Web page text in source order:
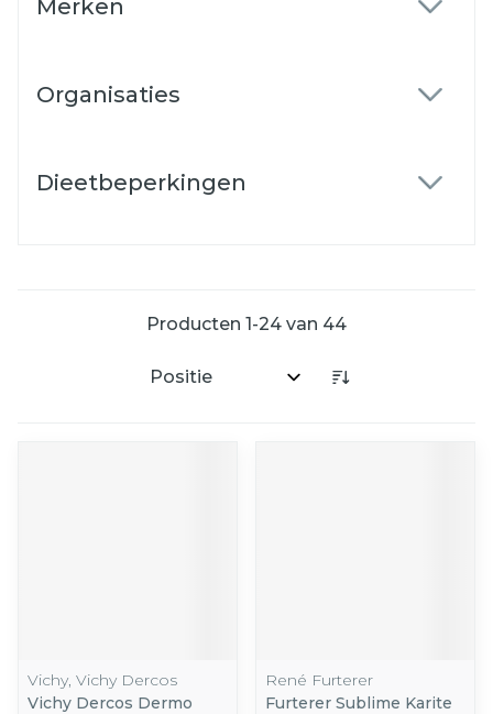
Merken
Organisaties
Dieetbeperkingen
Producten 1-24 van 44
Sorteer op:
Vichy, Vichy Dercos
Vichy Dercos Dermo
René Furterer
Furterer Sublime Karite